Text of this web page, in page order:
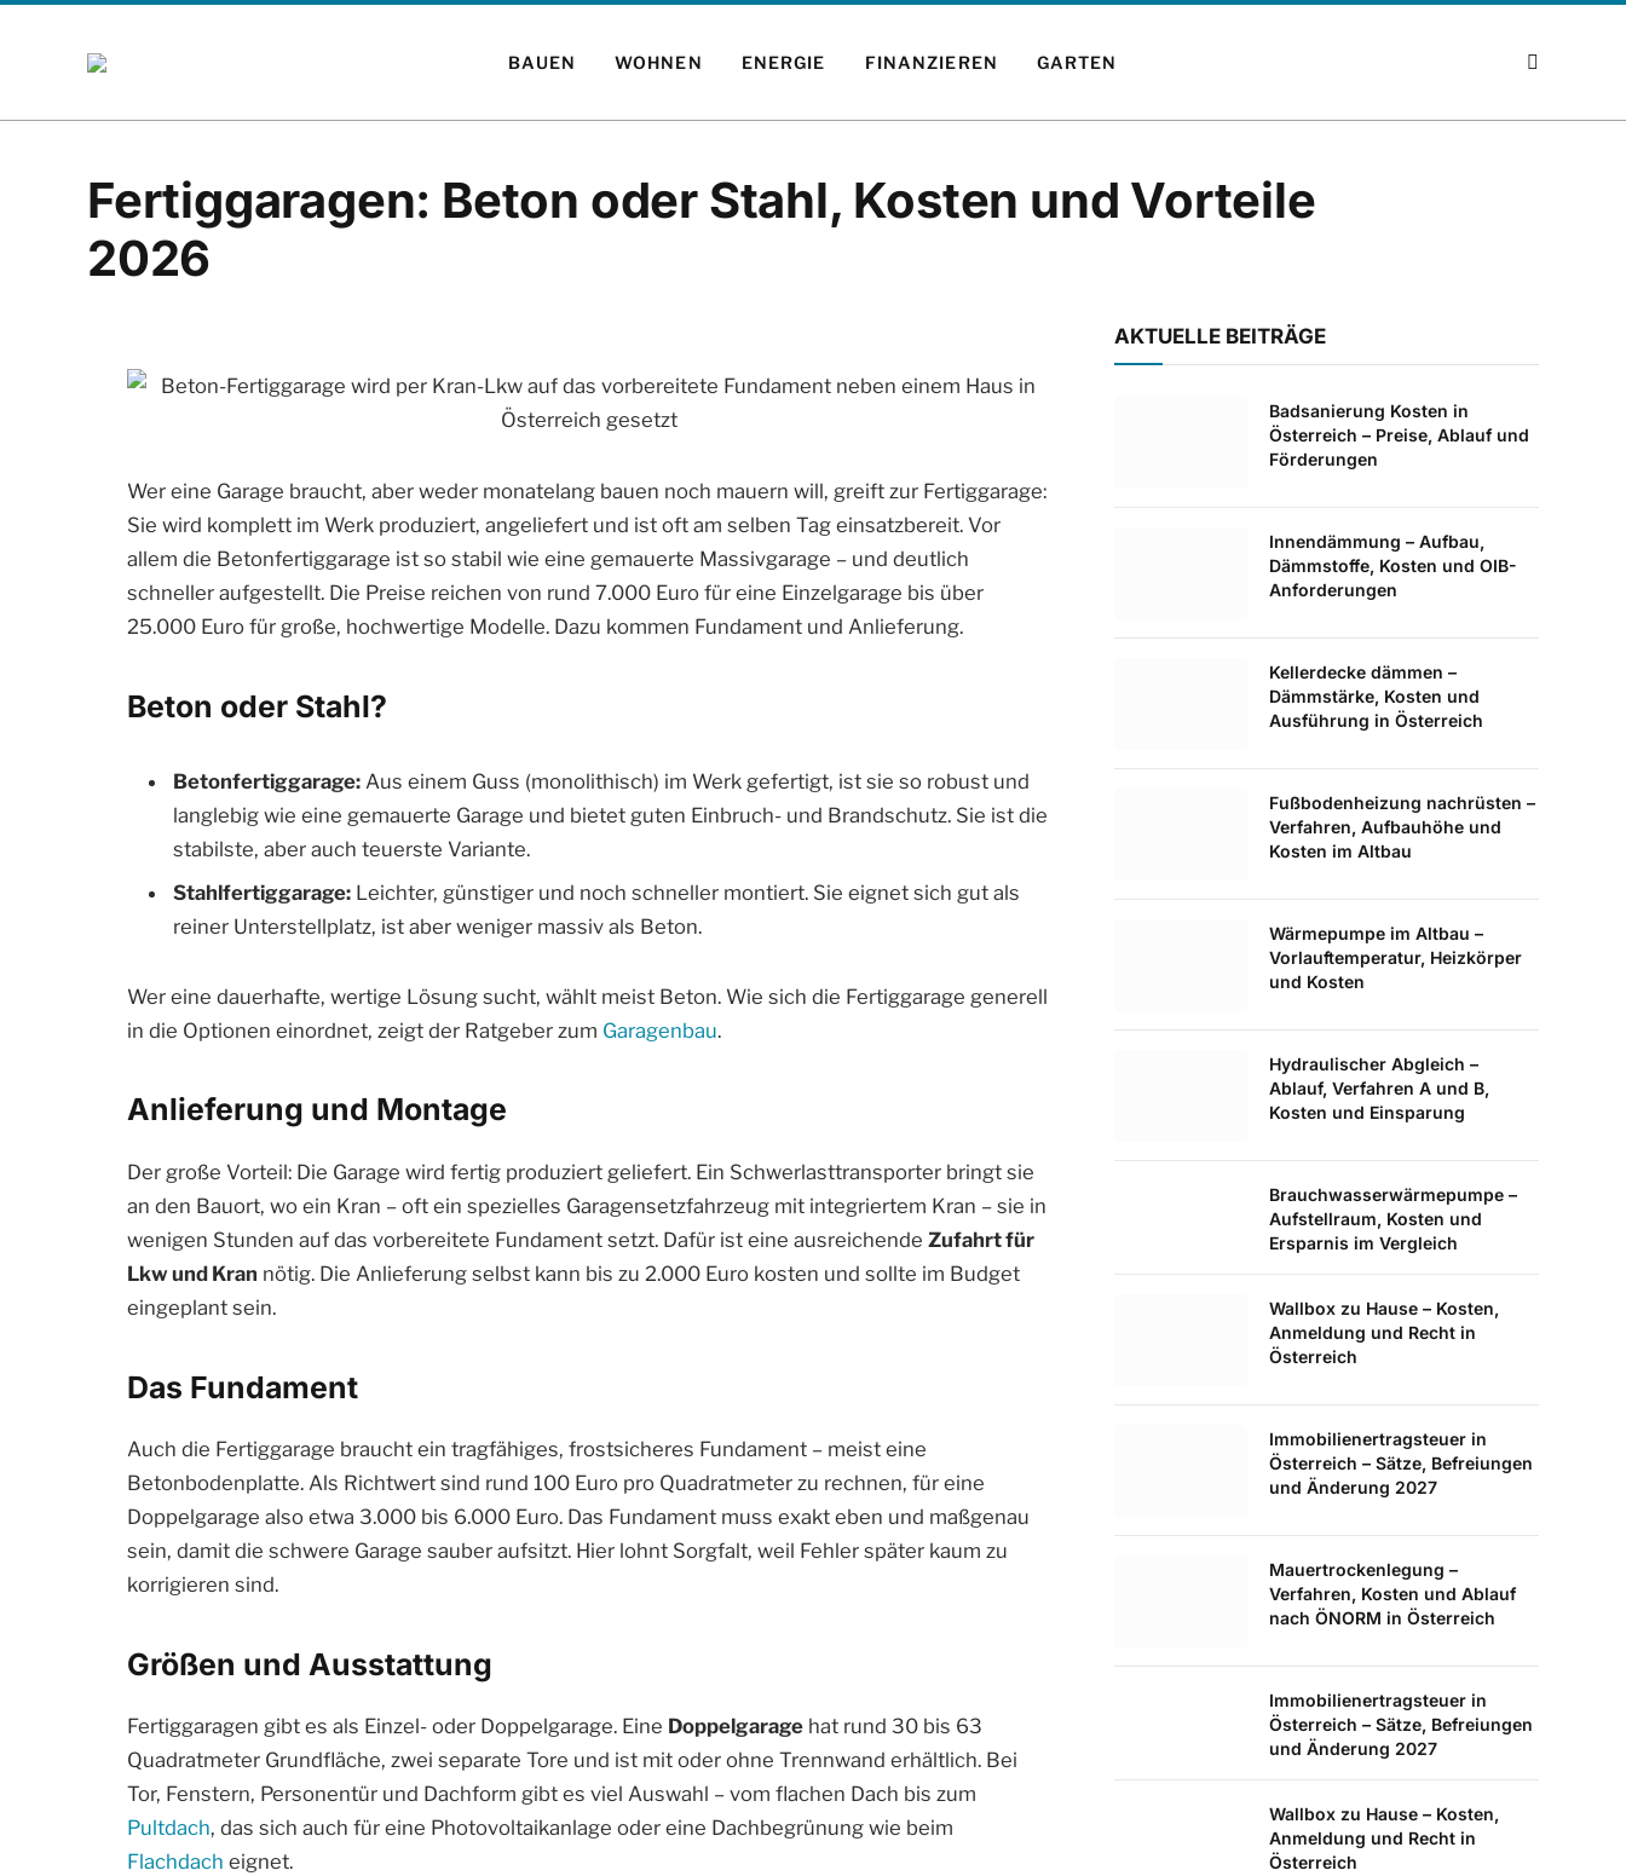
BAUEN WOHNEN ENERGIE FINANZIEREN GARTEN
Fertiggaragen: Beton oder Stahl, Kosten und Vorteile
2026
Wer eine Garage braucht, aber weder monatelang bauen noch mauern will, greift zur Fertiggarage:
Sie wird komplett im Werk produziert, angeliefert und ist oft am selben Tag einsatzbereit. Vor
allem die Betonfertiggarage ist so stabil wie eine gemauerte Massivgarage – und deutlich
schneller aufgestellt. Die Preise reichen von rund 7.000 Euro für eine Einzelgarage bis über
25.000 Euro für große, hochwertige Modelle. Dazu kommen Fundament und Anlieferung.
Beton oder Stahl?
Betonfertiggarage:Aus einem Guss (monolithisch) im Werk gefertigt, ist sie so robust und
langlebig wie eine gemauerte Garage und bietet guten Einbruch- und Brandschutz. Sie ist die
stabilste, aber auch teuerste Variante.
Stahlfertiggarage:Leichter, günstiger und noch schneller montiert. Sie eignet sich gut als
reiner Unterstellplatz, ist aber weniger massiv als Beton.
Wer eine dauerhafte, wertige Lösung sucht, wählt meist Beton. Wie sich die Fertiggarage generell
in die Optionen einordnet, zeigt der Ratgeber zum Garagenbau.
Anlieferung und Montage
Der große Vorteil: Die Garage wird fertig produziert geliefert. Ein Schwerlasttransporter bringt sie
an den Bauort, wo ein Kran – oft ein spezielles Garagensetzfahrzeug mit integriertem Kran – sie in
wenigen Stunden auf das vorbereitete Fundament setzt. Dafür ist eine ausreichende Zufahrt für
Lkw und Kran nötig. Die Anlieferung selbst kann bis zu 2.000 Euro kosten und sollte im Budget
eingeplant sein.
Das Fundament
Auch die Fertiggarage braucht ein tragfähiges, frostsicheres Fundament – meist eine
Betonbodenplatte. Als Richtwert sind rund 100 Euro pro Quadratmeter zu rechnen, für eine
Doppelgarage also etwa 3.000 bis 6.000 Euro. Das Fundament muss exakt eben und maßgenau
sein, damit die schwere Garage sauber aufsitzt. Hier lohnt Sorgfalt, weil Fehler später kaum zu
korrigieren sind.
Größen und Ausstattung
Fertiggaragen gibt es als Einzel- oder Doppelgarage. Eine Doppelgaragehat rund 30 bis 63
Quadratmeter Grundfläche, zwei separate Tore und ist mit oder ohne Trennwand erhältlich. Bei
Tor, Fenstern, Personentür und Dachform gibt es viel Auswahl – vom flachen Dach bis zum
Pultdach, das sich auch für eine Photovoltaikanlage oder eine Dachbegrünung wie beim
Flachdach eignet.
AKTUELLE BEITRÄGE
Badsanierung Kosten in
Österreich – Preise, Ablauf und
Förderungen
Innendämmung – Aufbau,
Dämmstoffe, Kosten und OIB-
Anforderungen
Kellerdecke dämmen –
Dämmstärke, Kosten und
Ausführung in Österreich
Fußbodenheizung nachrüsten –
Verfahren, Aufbauhöhe und
Kosten im Altbau
Wärmepumpe im Altbau –
Vorlauftemperatur, Heizkörper
und Kosten
Hydraulischer Abgleich –
Ablauf, Verfahren A und B,
Kosten und Einsparung
Brauchwasserwärmepumpe –
Aufstellraum, Kosten und
Ersparnis im Vergleich
Wallbox zu Hause – Kosten,
Anmeldung und Recht in
Österreich
Immobilienertragsteuer in
Österreich – Sätze, Befreiungen
und Änderung 2027
Mauertrockenlegung –
Verfahren, Kosten und Ablauf
nach ÖNORM in Österreich
Immobilienertragsteuer in
Österreich – Sätze, Befreiungen
und Änderung 2027
Wallbox zu Hause – Kosten,
Anmeldung und Recht in
Österreich